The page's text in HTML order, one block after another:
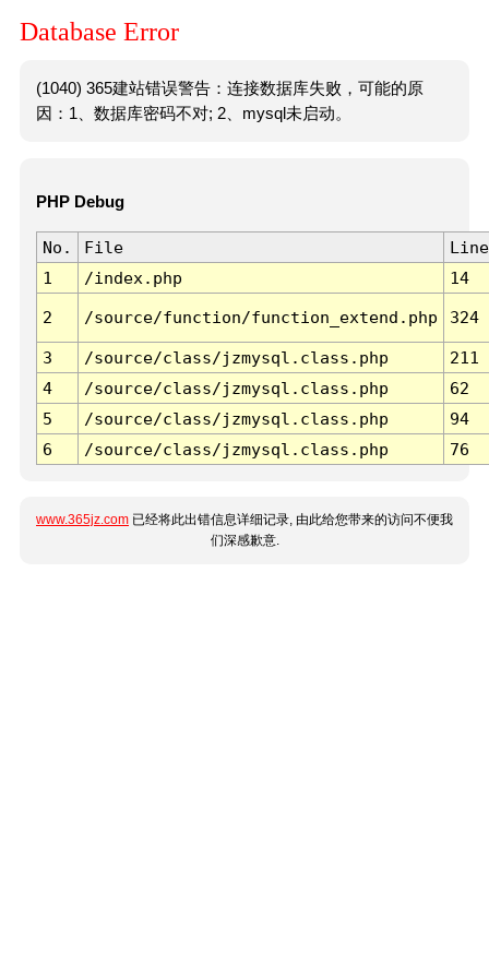
Database Error
(1040) 365建站错误警告：连接数据库失败，可能的原
因：1、数据库密码不对; 2、mysql未启动。
PHP Debug
No. File
Line
1
/index.php 14
2 /source/function/function_extend.php 324
3 /source/class/jzmysql.class.php
211
4
/source/class/jzmysql.class.php
62
5
/source/class/jzmysql.class.php
94
6
/source/class/jzmysql.class.php 76
www.365jz.com 已经将此出错信息详细记录, 由此给您带来的访问不便我
们深感歉意.